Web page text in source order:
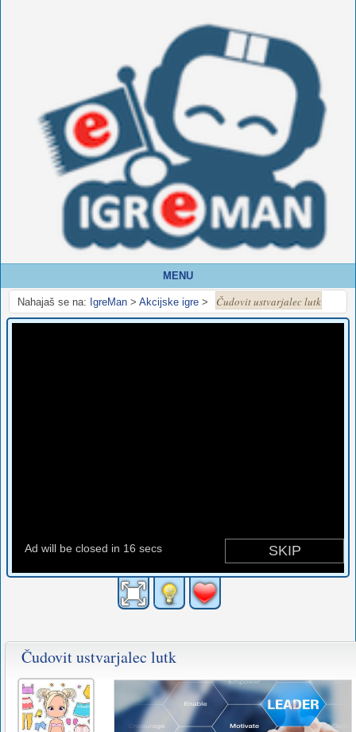
MENU
Nahajaš se na: IgreMan > Akcijske igre > Čudovit ustvarjalec lutk
Čudovit ustvarjalec lutk